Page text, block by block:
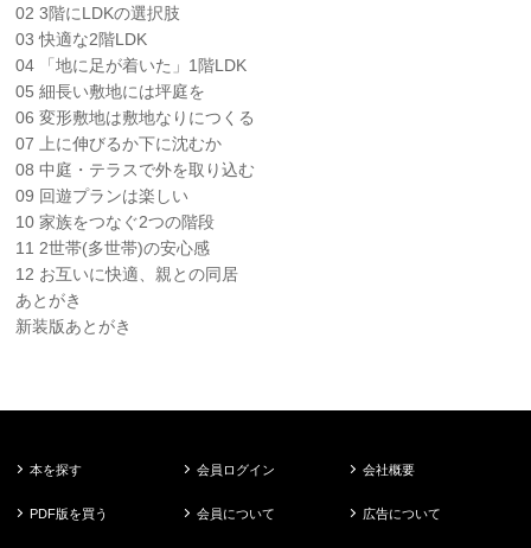
02 3階にLDKの選択肢
03 快適な2階LDK
04 「地に足が着いた」1階LDK
05 細長い敷地には坪庭を
06 変形敷地は敷地なりにつくる
07 上に伸びるか下に沈むか
08 中庭・テラスで外を取り込む
09 回遊プランは楽しい
10 家族をつなぐ2つの階段
11 2世帯(多世帯)の安心感
12 お互いに快適、親との同居
あとがき
新装版あとがき
本を探す
PDF版を買う
会員ログイン
会員について
会社概要
広告について